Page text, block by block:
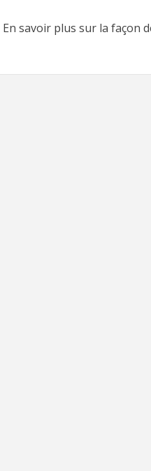
En savoir plus sur la façon